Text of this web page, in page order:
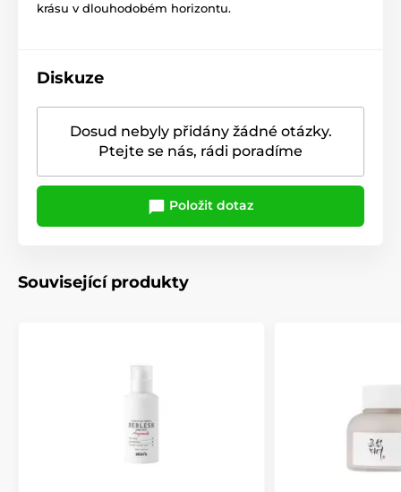
krásu v dlouhodobém horizontu.
Diskuze
Dosud nebyly přidány žádné otázky.
Ptejte se nás, rádi poradíme
Položit dotaz
Související produkty